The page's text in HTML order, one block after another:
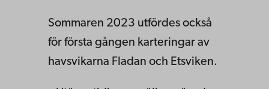
Sommaren 2023 utfördes också
för första gången karteringar av
havsvikarna Fladan och Etsviken.